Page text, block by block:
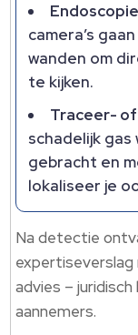
camera’s
wanden om
te kijken.​
Traceer-
schadelijk
gebracht en
lokaliseer je
Na detectie
advies –
aannemers.​